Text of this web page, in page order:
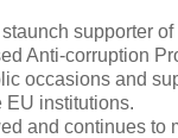
supporter
Anti-corruption
occasions and
EU institutions.
and continues to